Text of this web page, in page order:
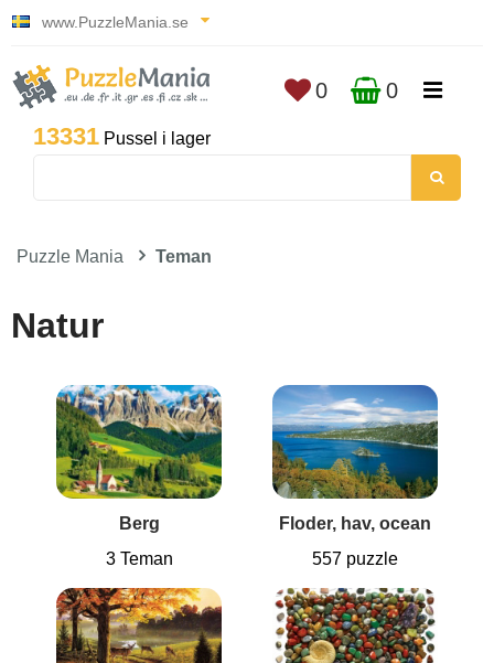
www.PuzzleMania.se
13331 Pussel i lager
0 0
Puzzle Mania Teman
Natur
Berg
3 Teman
Floder, hav, ocean
557 puzzle